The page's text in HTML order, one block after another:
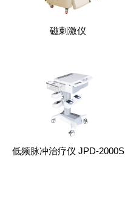
磁刺激仪
低频脉冲治疗仪 JPD-2000S